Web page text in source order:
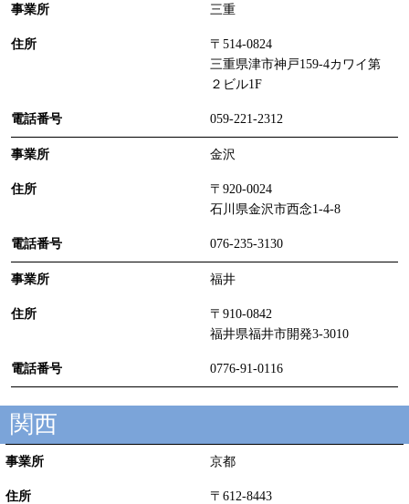
三重
〒514-0824
三重県津市神戸159-4カワイ第
２ビル1F
059-221-2312
金沢
〒920-0024
石川県金沢市西念1-4-8
076-235-3130
福井
〒910-0842
福井県福井市開発3-3010
0776-91-0116
関西
京都
〒612-8443